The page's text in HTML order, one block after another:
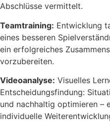
Abschlüsse vermittelt.
Teamtraining: Entwicklung
eines besseren
ein erfolgreiches
vorzubereiten.
Videoanalyse: Visuelles
Entscheidungsfindung:
und nachhaltig optimieren –
individuelle